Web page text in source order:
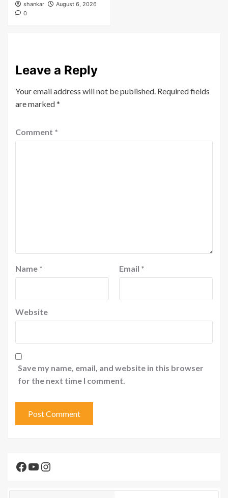
shankar
August 6, 2026
0
Leave a Reply
Your email address will not be published. Required fields
are marked*
Comment *
Name * Email *
Website
Save my name, email, and website in this browser
for the next time I comment.
Facebook
YouTube
Instagram